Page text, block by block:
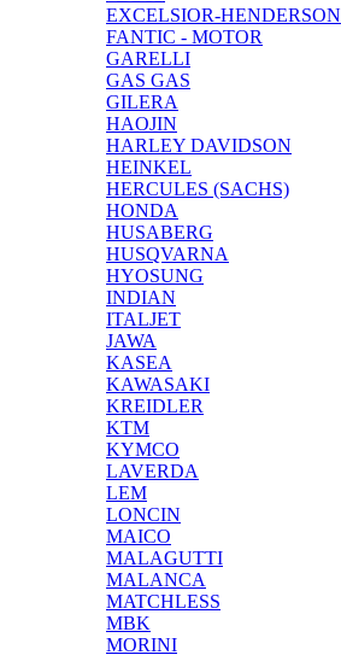
EXCELSIOR-HENDERSON
FANTIC - MOTOR
GARELLI
GAS GAS
GILERA
HAOJIN
HARLEY DAVIDSON
HEINKEL
HERCULES (SACHS)
HONDA
HUSABERG
HUSQVARNA
HYOSUNG
INDIAN
ITALJET
JAWA
KASEA
KAWASAKI
KREIDLER
KTM
KYMCO
LAVERDA
LEM
LONCIN
MAICO
MALAGUTTI
MALANCA
MATCHLESS
MBK
MORINI